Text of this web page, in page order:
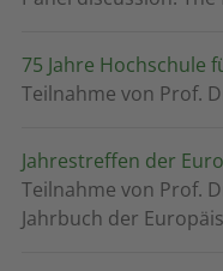
75 Jahre Hochschule
Teilnahme von Prof.
Jahrestreffen der
Teilnahme von Prof.
Jahrbuch der